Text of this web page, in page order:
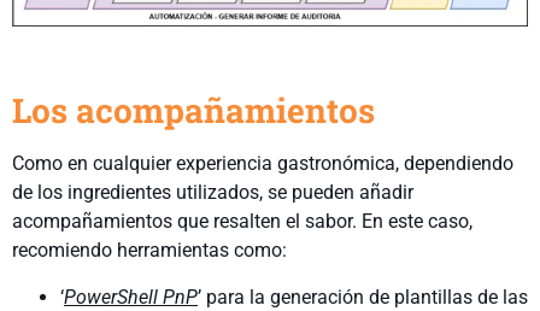
Los acompañamientos
Como en cualquier experiencia gastronómica, dependiendo
de los ingredientes utilizados, se pueden añadir
acompañamientos que resalten el sabor. En este caso,
recomiendo herramientas como:
‘PowerShell PnP’ para la generación de plantillas de las